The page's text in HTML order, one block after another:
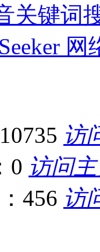
关键词
访
0 访问
456 访